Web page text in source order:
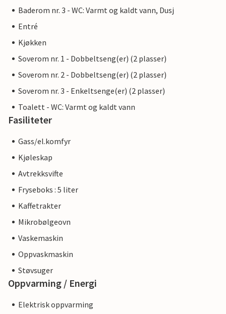
Baderom nr. 3 - WC: Varmt og kaldt vann, Dusj
Entré
Kjøkken
Soverom nr. 1 - Dobbeltseng(er) (2 plasser)
Soverom nr. 2 - Dobbeltseng(er) (2 plasser)
Soverom nr. 3 - Enkeltsenge(er) (2 plasser)
Toalett - WC: Varmt og kaldt vann
Fasiliteter
Gass/el.komfyr
Kjøleskap
Avtrekksvifte
Fryseboks : 5 liter
Kaffetrakter
Mikrobølgeovn
Vaskemaskin
Oppvaskmaskin
Støvsuger
Oppvarming / Energi
Elektrisk oppvarming